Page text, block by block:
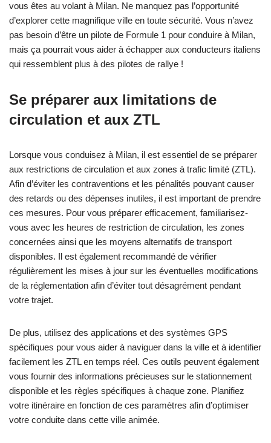
vous êtes au volant à Milan. Ne manquez pas l’opportunité
d’explorer cette magnifique ville en toute sécurité. Vous n’avez
pas besoin d’être un pilote de Formule 1 pour conduire à Milan,
mais ça pourrait vous aider à échapper aux conducteurs italiens
qui ressemblent plus à des pilotes de rallye !
Se préparer aux limitations de
circulation et aux ZTL
Lorsque vous conduisez à Milan, il est essentiel de se préparer
aux restrictions de circulation et aux zones à trafic limité (ZTL).
Afin d’éviter les contraventions et les pénalités pouvant causer
des retards ou des dépenses inutiles, il est important de prendre
ces mesures. Pour vous préparer efficacement, familiarisez-
vous avec les heures de restriction de circulation, les zones
concernées ainsi que les moyens alternatifs de transport
disponibles. Il est également recommandé de vérifier
régulièrement les mises à jour sur les éventuelles modifications
de la réglementation afin d’éviter tout désagrément pendant
votre trajet.
De plus, utilisez des applications et des systèmes GPS
spécifiques pour vous aider à naviguer dans la ville et à identifier
facilement les ZTL en temps réel. Ces outils peuvent également
vous fournir des informations précieuses sur le stationnement
disponible et les règles spécifiques à chaque zone. Planifiez
votre itinéraire en fonction de ces paramètres afin d’optimiser
votre conduite dans cette ville animée.